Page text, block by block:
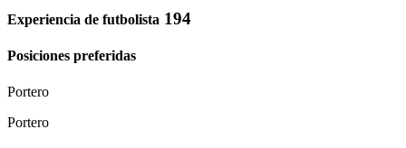
Experiencia de futbolista 194
Posiciones preferidas
Portero
Portero